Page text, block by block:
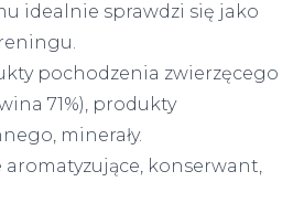
idealnie sprawdzi się jako
pochodzenia zwierzęcego
71%), produkty
minerały.
aromatyzujące, konserwant,